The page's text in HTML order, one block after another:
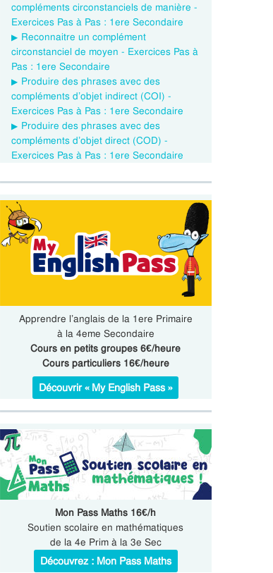
compléments circonstanciels de manière -
Exercices Pas à Pas : 1ere Secondaire
Reconnaitre un complément
circonstanciel de moyen - Exercices Pas à
Pas : 1ere Secondaire
Produire des phrases avec des
compléments d’objet indirect (COI) -
Exercices Pas à Pas : 1ere Secondaire
Produire des phrases avec des
compléments d’objet direct (COD) -
Exercices Pas à Pas : 1ere Secondaire
Apprendre l’anglais de la 1ere Primaire
à la 4eme Secondaire
Cours en petits groupes 6€/heure
Cours particuliers 16€/heure
Découvrir « My English Pass »
Mon Pass Maths 16€/h
Soutien scolaire en mathématiques
de la 4e Prim à la 3e Sec
Découvrez : Mon Pass Maths